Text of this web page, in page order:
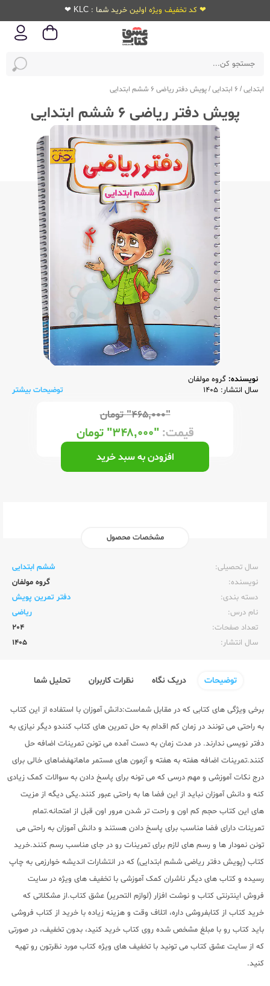
❤ کد تخفیف ویژه اولین خرید شما : KLC ❤
ابتدایی/ 6 ابتدایی /پویش دفتر ریاضی 6 ششم ابتدایی
پویش دفتر ریاضی 6 ششم ابتدایی
نویسنده: گروه مولفان
سال انتشار: 1405
توضیحات بیشتر
"۴۶۵,۰۰۰" تومان
قیمت:"۳۴۸,۰۰۰" تومان
افزودن به سبد خرید
مشخصات محصول
سال تحصیلی:‌
ششم ابتدایی
نویسنده:‌
گروه مولفان
دسته بندی:
دفتر تمرین پویش
نام درس:
ریاضی
تعداد صفحات:‌
204
سال انتشار:‌
1405
توضیحات دریک نگاه نظرات کاربران تحلیل شما
برخی ویژگی های کتابی که در مقابل شماست:دانش آموزان با استفاده از این کتاب
به راحتی می تونند در زمان کم اقدام به حل تمرین های کتاب کنندو دیگر نیازی به
دفتر نویسی ندارند. در مدت زمان به دست آمده می تونن تمرینات اضافه حل
کنند.تمرینات اضافه هفته به هفته و آزمون های مستمر ماهانهفضاهای خالی برای
درج نکات آموزشی و مهم درسی که می تونه برای پاسخ دادن به سوالات کمک زیادی
کنه و دانش آموزان نباید از این فضا ها به راحتی عبور کنند.یکی دیگه از مزیت
های این کتاب حجم کم اون و راحت تر شدن مرور اون قبل از امتحانه.تمام
تمرینات دارای فضا مناسب برای پاسخ دادن هستند و دانش آموزان به راحتی می
تونن نمودار ها و رسم های لازم برای تمرینات رو در جای مناسب رسم کنند.خرید
کتاب (پویش دفتر ریاضی ششم ابتدایی) که در انتشارات اندیشه خوارزمی به چاپ
رسیده و کتاب های دیگر ناشران کمک آموزشی با تخفیف های ویژه در سایت
فروش اینترنتی کتاب و نوشت افزار (لوازم التحریر) عشق کتاب.از مشکلاتی که
خرید کتاب از کتابفروشی داره، اتلاف وقت و هزینه زیاده با خرید از کتاب فروشی
باید کتاب رو با مبلغ مشخص شده روی کتاب خرید کنید، بدون تخفیف، در صورتی
که از سایت عشق کتاب می تونید با تخفیف های ویژه کتاب مورد نظرتون رو تهیه
کنید.